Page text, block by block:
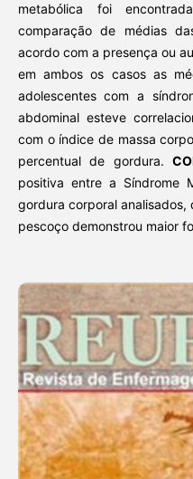
metabólica foi
comparação de médias
acordo com a presença ou
em ambos os casos as
adolescentes com a
abdominal esteve
com o índice de massa
percentual de gordura.
positiva entre a Síndrome
gordura corporal
pescoço demonstrou maior